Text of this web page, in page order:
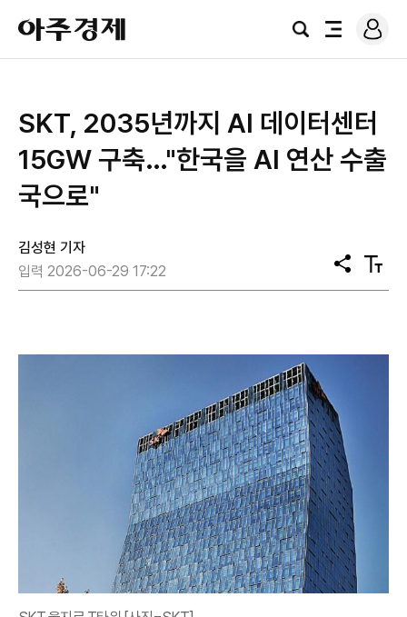
아
주
경
검
전
로
그
SKT, 2035년까지 AI 데이터센터
15GW 구축…"한국을 AI 연산 수출
국으로"
김성현 기자
입력 2026-06-29 17:22
공
유
텍
스